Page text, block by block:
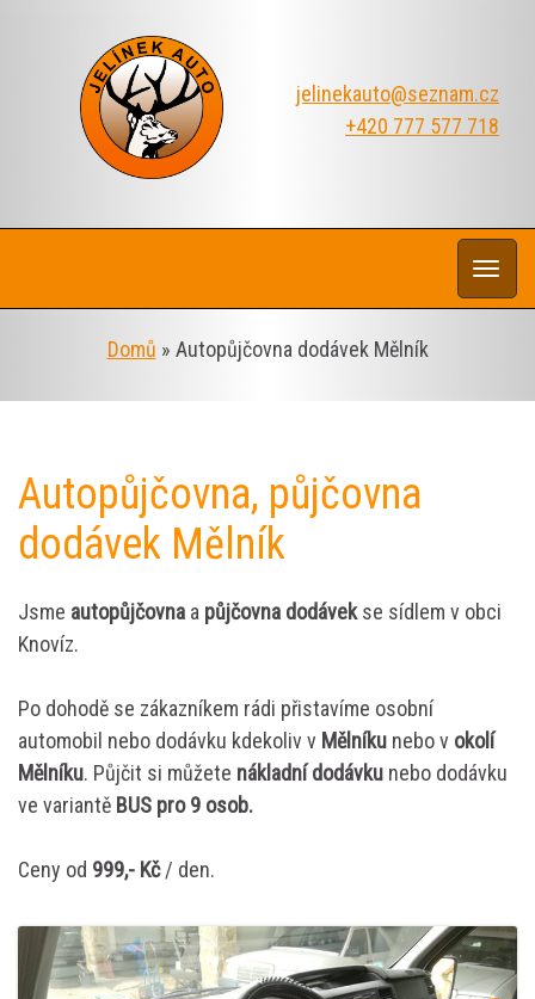
jelinekauto@seznam.cz
+420 777 577 718
Domů » Autopůjčovna dodávek Mělník
Autopůjčovna, půjčovna
dodávek Mělník
Jsme autopůjčovna a půjčovna dodávekse sídlem v obci
Knovíz.
Po dohodě se zákazníkem rádi přistavíme osobní
automobil nebo dodávku kdekoliv v Mělníku nebo v okolí
Mělníku. Půjčit si můžete nákladní dodávku nebo dodávku
ve variantě BUS pro 9 osob.
Ceny od 999,- Kč/ den.